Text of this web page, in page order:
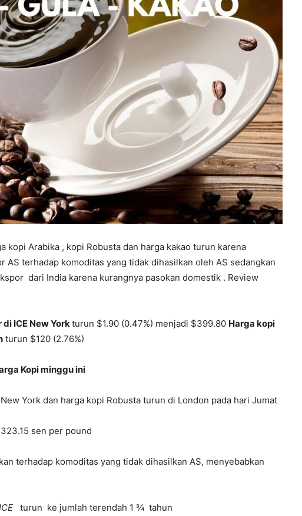
kopi Arabika , kopi Robusta dan harga kakao turun karena
AS terhadap komoditas yang tidak dihasilkan oleh AS sedangkan
dari India karena kurangnya pasokan domestik . Review
ICE New Yorkturun $1.90 (0.47%) menjadi $399.80 Harga kopi
turun $120 (2.76%)
Kopi minggu ini
York dan harga kopi Robusta turun di London pada hari Jumat
sen per pound
terhadap komoditas yang tidak dihasilkan AS, menyebabkan
turun ke jumlah terendah 1 ¾ tahun